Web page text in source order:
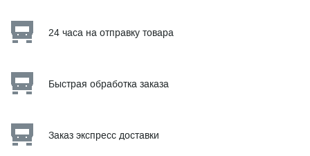
24 часа на отправку товара
Быстрая обработка заказа
Заказ экспресс доставки